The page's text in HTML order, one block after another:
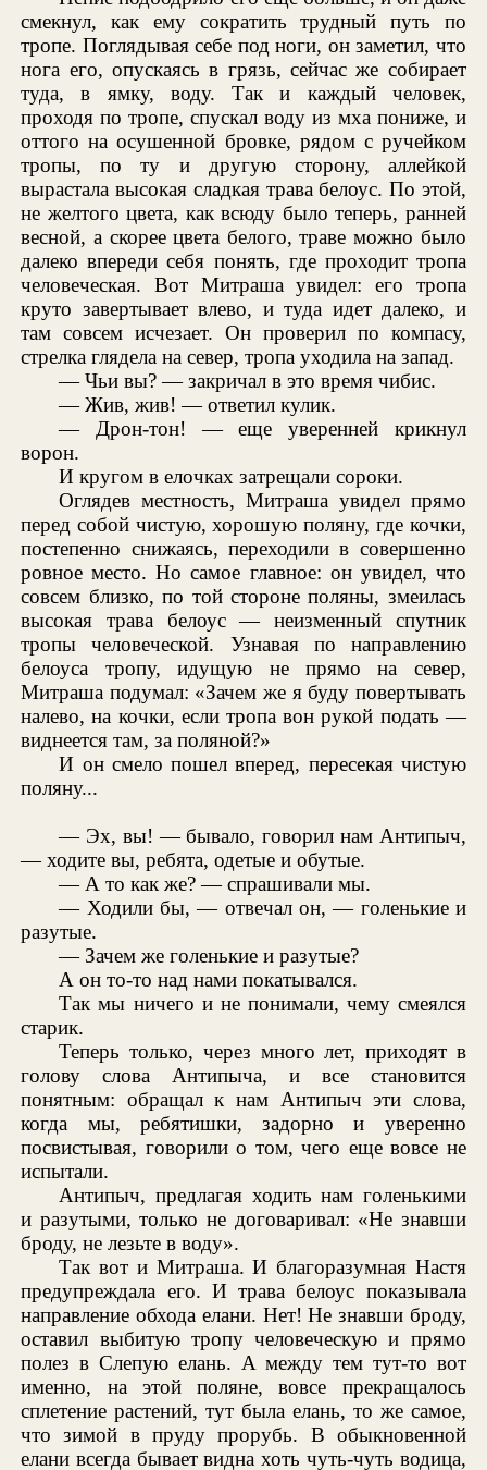
смекнул, как ему сократить трудный путь по
тропе. Поглядывая себе под ноги, он заметил, что
нога его, опускаясь в грязь, сейчас же собирает
туда, в ямку, воду. Так и каждый человек,
проходя по тропе, спускал воду из мха пониже, и
оттого на осушенной бровке, рядом с ручейком
тропы, по ту и другую сторону, аллейкой
вырастала высокая сладкая трава белоус. По этой,
не желтого цвета, как всюду было теперь, ранней
весной, а скорее цвета белого, траве можно было
далеко впереди себя понять, где проходит тропа
человеческая. Вот Митраша увидел: его тропа
круто завертывает влево, и туда идет далеко, и
там совсем исчезает. Он проверил по компасу,
стрелка глядела на север, тропа уходила на запад.
— Чьи вы? — закричал в это время чибис.
— Жив, жив! — ответил кулик.
— Дрон-тон! — еще уверенней крикнул
ворон.
И кругом в елочках затрещали сороки.
Оглядев местность, Митраша увидел прямо
перед собой чистую, хорошую поляну, где кочки,
постепенно снижаясь, переходили в совершенно
ровное место. Но самое главное: он увидел, что
совсем близко, по той стороне поляны, змеилась
высокая трава белоус — неизменный спутник
тропы человеческой. Узнавая по направлению
белоуса тропу, идущую не прямо на север,
Митраша подумал: «Зачем же я буду повертывать
налево, на кочки, если тропа вон рукой подать —
виднеется там, за поляной?»
И он смело пошел вперед, пересекая чистую
поляну...
— Эх, вы! — бывало, говорил нам Антипыч,
— ходите вы, ребята, одетые и обутые.
— А то как же? — спрашивали мы.
— Ходили бы, — отвечал он, — голенькие и
разутые.
— Зачем же голенькие и разутые?
А он то-то над нами покатывался.
Так мы ничего и не понимали, чему смеялся
старик.
Теперь только, через много лет, приходят в
голову слова Антипыча, и все становится
понятным: обращал к нам Антипыч эти слова,
когда мы, ребятишки, задорно и уверенно
посвистывая, говорили о том, чего еще вовсе не
испытали.
Антипыч, предлагая ходить нам голенькими
и разутыми, только не договаривал: «Не знавши
броду, не лезьте в воду».
Так вот и Митраша. И благоразумная Настя
предупреждала его. И трава белоус показывала
направление обхода елани. Нет! Не знавши броду,
оставил выбитую тропу человеческую и прямо
полез в Слепую елань. А между тем тут-то вот
именно, на этой поляне, вовсе прекращалось
сплетение растений, тут была елань, то же самое,
что зимой в пруду прорубь. В обыкновенной
елани всегда бывает видна хоть чуть-чуть водица,